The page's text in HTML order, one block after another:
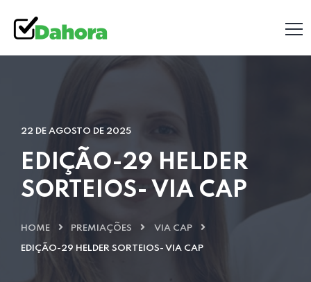
22 DE AGOSTO DE 2025
EDIÇÃO-29 HELDER
SORTEIOS- VIA CAP
HOME PREMIAÇÕES VIA CAP
EDIÇÃO-29 HELDER SORTEIOS- VIA CAP